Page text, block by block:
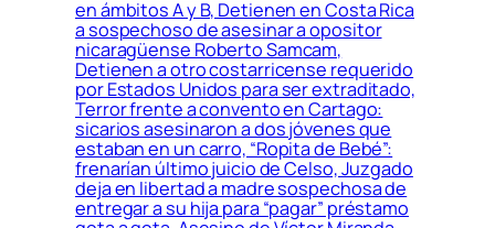
en ámbitos A y B, Detienen en Costa Rica
a sospechoso de asesinar a opositor
nicaragüense Roberto Samcam,
Detienen a otro costarricense requerido
por Estados Unidos para ser extraditado,
Terror frente a convento en Cartago:
sicarios asesinaron a dos jóvenes que
estaban en un carro, “Ropita de Bebé”:
frenarían último juicio de Celso, Juzgado
deja en libertad a madre sospechosa de
entregar a su hija para “pagar” préstamo